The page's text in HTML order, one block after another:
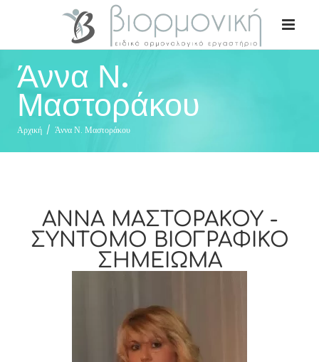
Άννα Ν.
Μαστοράκου
Αρχική / Άννα Ν. Μαστοράκου
ΑΝΝΑ ΜΑΣΤΟΡΑΚΟΥ -
ΣΥΝΤΟΜΟ ΒΙΟΓΡΑΦΙΚΟ
ΣΗΜΕΙΩΜΑ